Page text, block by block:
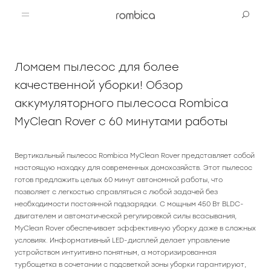
Продукты
Аудио
Bluetooth-акустика
Проводные наушники
Беспроводные наушники
Товары для животных
Видео
Телевизоры
Компьютеры
Поддержка
Вопросы и ответы
Сервисные центры
Загрузки
Медиа
Социальные сети
Telegram
Магазин
Ломаем пылесос для более
качественной уборки! Обзор
аккумуляторного пылесоса Rombica
MyClean Rover с 60 минутами работы
Вертикальный пылесос Rombica MyClean Rover представляет собой
настоящую находку для современных домохозяйств. Этот пылесос
готов предложить целых 60 минут автономной работы, что
позволяет с легкостью справляться с любой задачей без
необходимости постоянной подзарядки. С мощным 450 Вт BLDC-
двигателем и автоматической регулировкой силы всасывания,
MyClean Rover обеспечивает эффективную уборку даже в сложных
условиях. Информативный LED-дисплей делает управление
устройством интуитивно понятным, а моторизированная
турбощетка в сочетании с подсветкой зоны уборки гарантируют,